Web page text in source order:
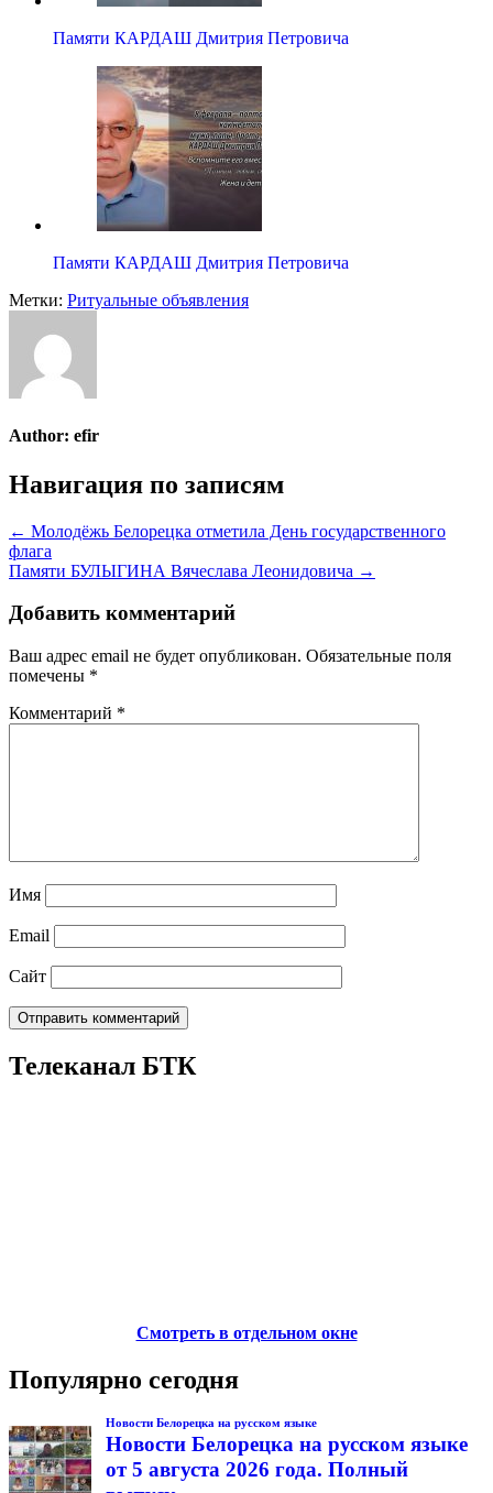
Памяти КАРДАШ Дмитрия Петровича
Памяти КАРДАШ Дмитрия Петровича
Метки: Ритуальные объявления
Author: efir
Навигация по записям
← Молодёжь Белорецка отметила День государственного
флага
Памяти БУЛЫГИНА Вячеслава Леонидовича →
Добавить комментарий
Ваш адрес email не будет опубликован. Обязательные поля
помечены *
Комментарий *
Имя
Email
Сайт
Телеканал БТК
Смотреть в отдельном окне
Популярно сегодня
Новости Белорецка на русском языке
Новости Белорецка на русском языке
от 5 августа 2026 года. Полный